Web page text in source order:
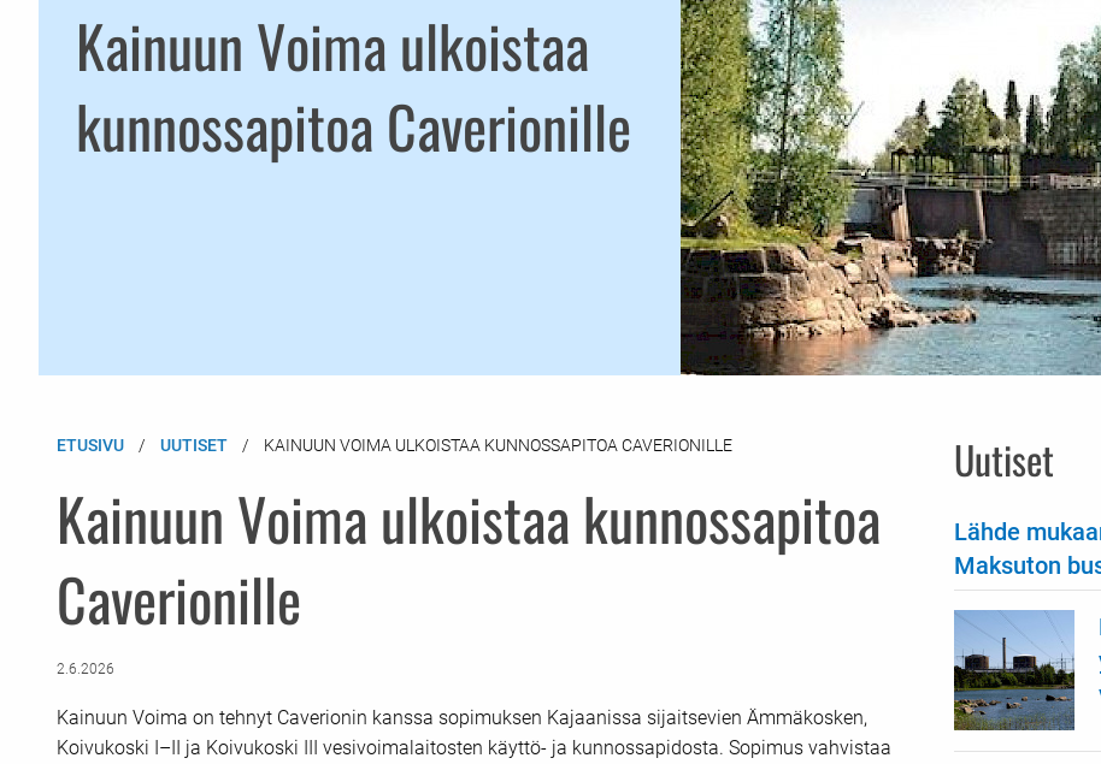
Kainuun Voima ulkoistaa
kunnossapitoa Caverionille
ETUSIVU UUTISET KAINUUN VOIMA ULKOISTAA KUNNOSSAPITOA CAVERIONILLE
Kainuun Voima ulkoistaa kunnossapitoa
Caverionille
2.6.2026
Kainuun Voima on tehnyt Caverionin kanssa sopimuksen Kajaanissa sijaitsevien Ämmäkosken,
Koivukoski I–II ja Koivukoski III vesivoimalaitosten käyttö- ja kunnossapidosta. Sopimus vahvistaa
Uutiset
Lähde
Maksuton